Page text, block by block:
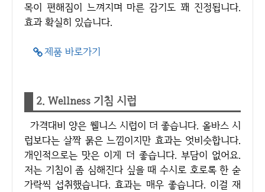
목이 편해짐이 느껴지며 마른 감기도 꽤 진정됩니다.
효과 확실히 있습니다.
제품 바로가기
2. Wellness 기침 시럽
가격대비 양은 웰니스 시럽이 더 좋습니다. 올바스 시
럽보다는 살짝 묽은 느낌이지만 효과는 엇비슷합니다.
개인적으로는 맛은 이게 더 좋습니다. 부담이 없어요.
저는 기침이 좀 심해진다 싶을 때 수시로 호로록 한 숟
가락씩 섭취했습니다. 효과는 매우 좋습니다. 이걸 재